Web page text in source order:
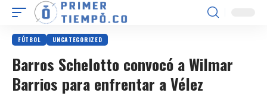
FÚTBOL UNCATEGORIZED
Barros Schelotto convocó a Wilmar
Barrios para enfrentar a Vélez